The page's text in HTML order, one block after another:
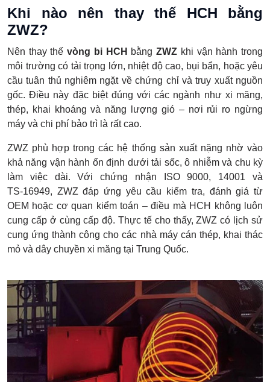
Khi nào nên thay thế HCH bằng
ZWZ?
Nên thay thếvòng bi HCH bằngZWZ khi vận hành trong
môi trường có tải trọng lớn, nhiệt độ cao, bụi bẩn, hoặc yêu
cầu tuân thủ nghiêm ngặt về chứng chỉ và truy xuất nguồn
gốc. Điều này đặc biệt đúng với các ngành như xi măng,
thép, khai khoáng và năng lượng gió – nơi rủi ro ngừng
máy và chi phí bảo trì là rất cao.
ZWZ phù hợp trong các hệ thống sản xuất nặng nhờ vào
khả năng vận hành ổn định dưới tải sốc, ô nhiễm và chu kỳ
làm việc dài. Với chứng nhận ISO 9000, 14001 và
TS‑16949, ZWZ đáp ứng yêu cầu kiểm tra, đánh giá từ
OEM hoặc cơ quan kiểm toán – điều mà HCH không luôn
cung cấp ở cùng cấp độ. Thực tế cho thấy, ZWZ có lịch sử
cung ứng thành công cho các nhà máy cán thép, khai thác
mỏ và dây chuyền xi măng tại Trung Quốc.